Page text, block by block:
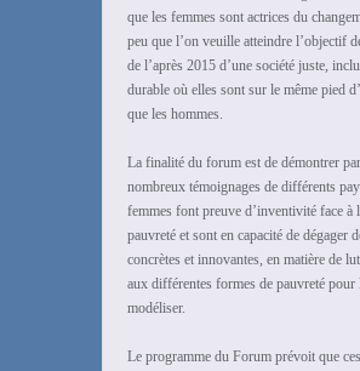
que les femmes sont actrices du
peu que l’on veuille atteindre l’objectif
de l’après 2015 d’une société juste,
durable où elles sont sur le même pied
que les hommes.
La finalité du forum est de démontrer
nombreux témoignages de différents
femmes font preuve d’inventivité face à
pauvreté et sont en capacité de dégager
concrètes et innovantes, en matière de
aux différentes formes de pauvreté pour
modéliser.
Le programme du Forum prévoit que